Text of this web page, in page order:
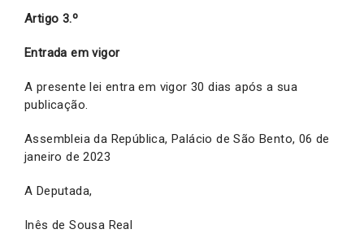
Artigo 3.º
Entrada em vigor
A presente lei entra em vigor 30 dias após a sua
publicação.
Assembleia da República, Palácio de São Bento, 06 de
janeiro de 2023
A Deputada,
Inês de Sousa Real